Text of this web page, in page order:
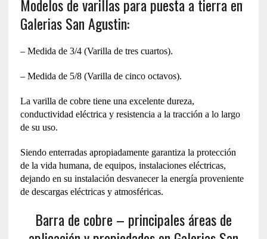
Modelos de varillas para puesta a tierra en
Galerias San Agustin:
– Medida de 3/4 (Varilla de tres cuartos).
– Medida de 5/8 (Varilla de cinco octavos).
La varilla de cobre tiene una excelente dureza,
conductividad eléctrica y resistencia a la tracción a lo largo
de su uso.
Siendo enterradas apropiadamente garantiza la protección
de la vida humana, de equipos, instalaciones eléctricas,
dejando en su instalación desvanecer la energía proveniente
de descargas eléctricas y atmosféricas.
Barra de cobre – principales áreas de